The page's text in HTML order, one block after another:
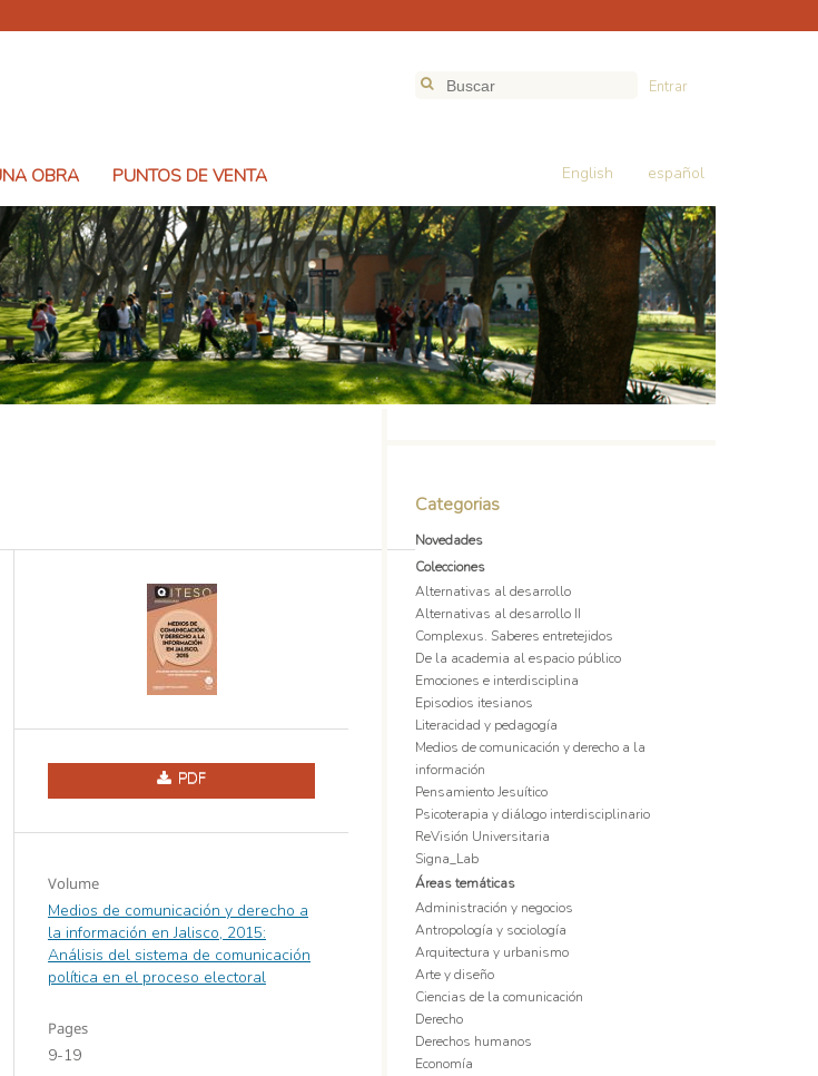
Entrar
OBRA PUNTOS DE VENTA English español
PDF
Volume
Medios de comunicación y derecho a
la información en Jalisco, 2015:
Análisis del sistema de comunicación
política en el proceso electoral
Pages
9-19
Categorias
Novedades
Colecciones
Alternativas al desarrollo
Alternativas al desarrollo II
Complexus. Saberes entretejidos
De la academia al espacio público
Emociones e interdisciplina
Episodios itesianos
Literacidad y pedagogía
Medios de comunicación y derecho a la
información
Pensamiento Jesuítico
Psicoterapia y diálogo interdisciplinario
ReVisión Universitaria
Signa_Lab
Áreas temáticas
Administración y negocios
Antropología y sociología
Arquitectura y urbanismo
Arte y diseño
Ciencias de la comunicación
Derecho
Derechos humanos
Economía